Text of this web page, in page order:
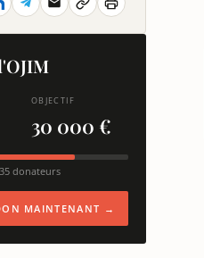
OBJECTIF
30 000 €
donateurs
MAINTENANT →